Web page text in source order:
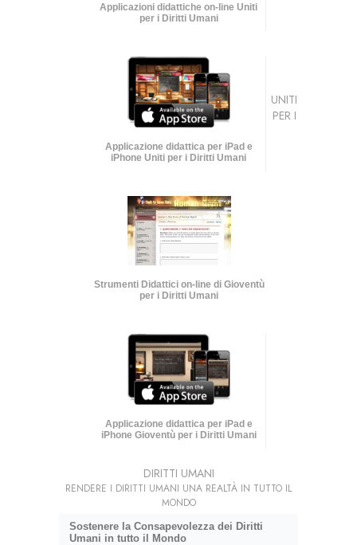
Applicazioni didattiche on-line Uniti
per i Diritti Umani
Applicazione didattica per iPad e
iPhone Uniti per i Diritti Umani
Strumenti Didattici on-line di Gioventù
per i Diritti Umani
Applicazione didattica per iPad e
iPhone Gioventù per i Diritti Umani
UNITI
PER I
DIRITTI UMANI
RENDERE I DIRITTI UMANI UNA REALTÀ IN TUTTO IL
MONDO
Sostenere la Consapevolezza dei Diritti
Umani in tutto il Mondo